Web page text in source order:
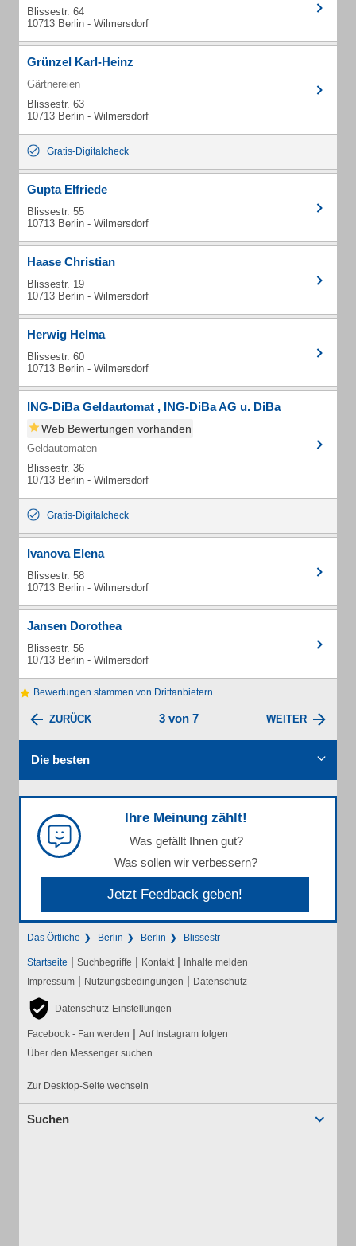
Blissestr. 64
10713 Berlin - Wilmersdorf
Grünzel Karl-Heinz
Gärtnereien
Blissestr. 63
10713 Berlin - Wilmersdorf
Gratis-Digitalcheck
Gupta Elfriede
Blissestr. 55
10713 Berlin - Wilmersdorf
Haase Christian
Blissestr. 19
10713 Berlin - Wilmersdorf
Herwig Helma
Blissestr. 60
10713 Berlin - Wilmersdorf
ING-DiBa Geldautomat , ING-DiBa AG u. DiBa
Web Bewertungen vorhanden
Geldautomaten
Blissestr. 36
10713 Berlin - Wilmersdorf
Gratis-Digitalcheck
Ivanova Elena
Blissestr. 58
10713 Berlin - Wilmersdorf
Jansen Dorothea
Blissestr. 56
10713 Berlin - Wilmersdorf
Bewertungen stammen von Drittanbietern
ZURÜCK 3 von 7 WEITER
Die besten
Ihre Meinung zählt!
Was gefällt Ihnen gut?
Was sollen wir verbessern?
Jetzt Feedback geben!
Das Örtliche Berlin Berlin Blissestr
Startseite | Suchbegriffe | Kontakt | Inhalte melden
Impressum | Nutzungsbedingungen | Datenschutz
Datenschutz-Einstellungen
Facebook - Fan werden | Auf Instagram folgen
Über den Messenger suchen
Zur Desktop-Seite wechseln
Suchen